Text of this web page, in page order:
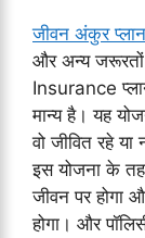
जीवन अंकुर प्लान
और अन्य जरूरतों
Insurance
मान्य है। यह
वो जीवित रहे या
इस योजना के
जीवन पर होगा
होगा। और